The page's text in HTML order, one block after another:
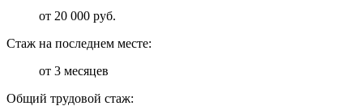
от 20 000 руб.
Стаж на последнем месте:
от 3 месяцев
Общий трудовой стаж: